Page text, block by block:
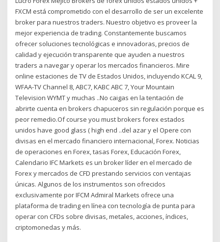
FXCM está comprometido con el desarrollo de ser un excelente
broker para nuestros traders. Nuestro objetivo es proveer la
mejor experiencia de trading. Constantemente buscamos
ofrecer soluciones tecnológicas e innovadoras, precios de
calidad y ejecución transparente que ayuden a nuestros
traders a navegar y operar los mercados financieros. Mire
online estaciones de TV de Estados Unidos, incluyendo KCAL 9,
WFAA-TV Channel 8, ABC7, KABC ABC 7, Your Mountain
Television WYMT y muchas ..No caigas en la tentación de
abrirte cuenta en brokers chapuceros sin regulación porque es
peor remedio.Of course you must brokers forex estados
unidos have good glass ( high end ..del azar y el Opere con
divisas en el mercado financiero internacional, Forex. Noticias
de operaciones en Forex, tasas Forex, Educación Forex,
Calendario IFC Markets es un broker líder en el mercado de
Forex y mercados de CFD prestando servicios con ventajas
únicas. Algunos de los instrumentos son ofrecidos
exclusivamente por IFCM Admiral Markets ofrece una
plataforma de trading en línea con tecnología de punta para
operar con CFDs sobre divisas, metales, acciones, índices,
criptomonedas y más.